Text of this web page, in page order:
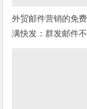
外贸邮件营销的免
满快发：群发邮件